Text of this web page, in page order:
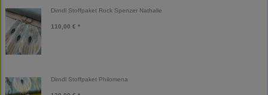
Dirndl Stoffpaket Rock Spenzer Nathalie
110,00 € *
Dirndl Stoffpaket Philomena